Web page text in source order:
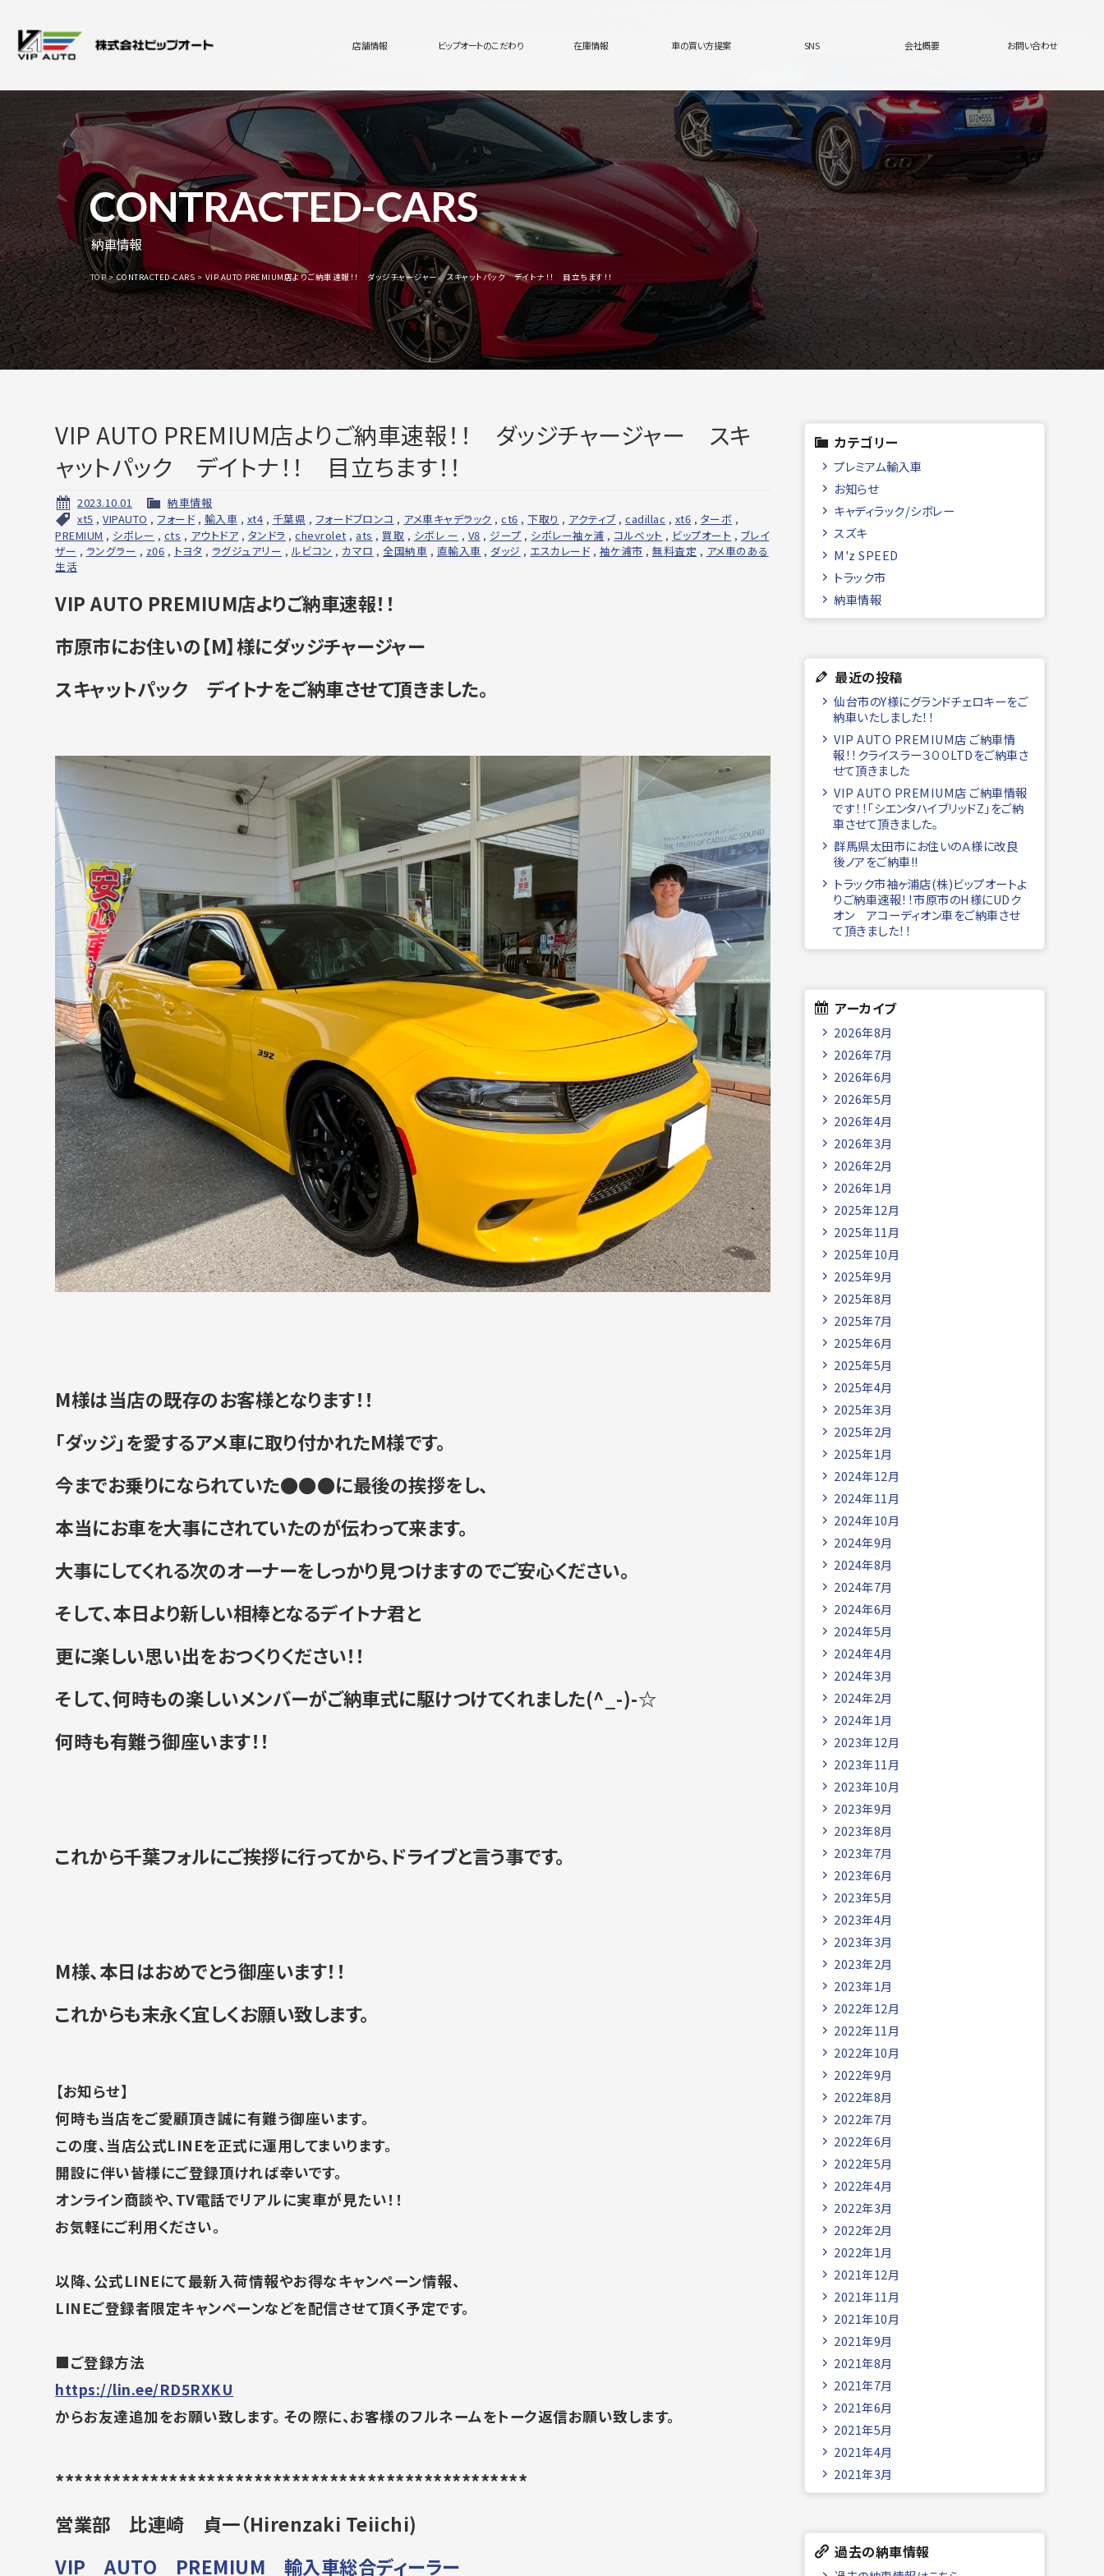
店舗情報 ビップオートのこだわり 在庫情報 車の買い方提案 SNS 会社概要 お問い合わせ
CONTRACTED-CARS
納車情報
TOP CONTRACTED-CARS VIP AUTO PREMIUM店よりご納車速報！！ ダッジチャージャー スキャットパック デイトナ！！ 目立ちます！！
VIP AUTO PREMIUM店よりご納車速報！！ ダッジチャージャー スキ
ャットパック デイトナ！！ 目立ちます！！
2023.10.01
納車情報
xt5 ,VIPAUTO ,フォード , 輸入車 , xt4 , 千葉県 , フォードブロンコ , アメ車キャデラック ,ct6 , 下取り , アクティブ,cadillac , xt6 , ターボ ,
PREMIUM , シボレー , cts , アウトドア , タンドラ ,chevrolet , ats , 買取 , シボレ ー , V8 , ジープ , シボレー袖ヶ浦 , コルベット , ビップオート , ブレイ
ザー , ラングラー , z06 , トヨタ , ラグジュアリー , ルビコン , カマロ ,全国納車 , 直輸入車 , ダッジ , エスカレード , 袖ケ浦市 ,無料査定 , アメ車のある
生活
VIP AUTO PREMIUM店よりご納車速報！！
市原市にお住いの【M】様にダッジチャージャー
スキャットパック デイトナをご納車させて頂きました。
M様は当店の既存のお客様となります！！
「ダッジ」を愛するアメ車に取り付かれたM様です。
今までお乗りになられていた●●●に最後の挨拶をし、
本当にお車を大事にされていたのが伝わって来ます。
大事にしてくれる次のオーナーをしっかり見つけますのでご安心ください。
そして、本日より新しい相棒となるデイトナ君と
更に楽しい思い出をおつくりください！！
そして、何時もの楽しいメンバーがご納車式に駆けつけてくれました(^_ -)-☆
何時も有難う御座います！！
これから千葉フォルにご挨拶に行ってから、 ドライブと言う事です。
M様、本日はおめでとう御座います！！
これからも末永く宜しくお願い致します。
【お知らせ】
何時も当店をご愛顧頂き誠に有難う御座います。
この度、当店公式LINEを正式に運用してまいります。
開設に伴い皆様にご登録頂ければ幸いです。
オンライン商談や、TV電話でリアルに実車が見たい！！
お気軽にご利用ください。
以降、公式LINEにて最新入荷情報やお得なキャンペーン情報、
LINEご登録者限定キャンペーンなどを配信させて頂く予定です。
■ご登録方法
https://lin.ee/RD5RXKU
からお友達追加をお願い致します。 その際に、お客様のフルネームをトーク返信お願い致します。
**************************************************
営業部 比連崎 貞一（Hirenzaki Teiichi)
VIP AUTO PREMIUM 輸入車総合ディーラー
カテゴリー
プレミアム輸入車
お知らせ
キャディラック/シボレー
スズキ
M'z SPEED
トラック市
納車情報
最近の投稿
仙台市のY様にグランドチェロキーをご
納車いたしました！！
VIP AUTO PREMIUM店 ご納車情
報！！クライスラー３００LTDをご納車さ
せて頂きました
VIP AUTO PREMIUM店 ご納車情報
です！！「シエンタハイブリッドZ」をご納
車させて頂きました。
群馬県太田市にお住いのＡ様に改良
後ノアをご納車!!
トラック市袖ヶ浦店(株)ビップオートよ
りご納車速報！！市原市のH様にUDク
オン アコーディオン車をご納車させ
て頂きました！！
アーカイブ
2026年8月
2026年7月
2026年6月
2026年5月
2026年4月
2026年3月
2026年2月
2026年1月
2025年12月
2025年11月
2025年10月
2025年9月
2025年8月
2025年7月
2025年6月
2025年5月
2025年4月
2025年3月
2025年2月
2025年1月
2024年12月
2024年11月
2024年10月
2024年9月
2024年8月
2024年7月
2024年6月
2024年5月
2024年4月
2024年3月
2024年2月
2024年1月
2023年12月
2023年11月
2023年10月
2023年9月
2023年8月
2023年7月
2023年6月
2023年5月
2023年4月
2023年3月
2023年2月
2023年1月
2022年12月
2022年11月
2022年10月
2022年9月
2022年8月
2022年7月
2022年6月
2022年5月
2022年4月
2022年3月
2022年2月
2022年1月
2021年12月
2021年11月
2021年10月
2021年9月
2021年8月
2021年7月
2021年6月
2021年5月
2021年4月
2021年3月
過去の納車情報